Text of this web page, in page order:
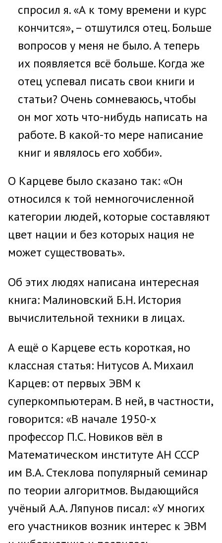
спросил я. «А к тому времени и курс
кончится», – отшутился отец. Больше
вопросов у меня не было. А теперь
их появляется всё больше. Когда же
отец успевал писать свои книги и
статьи? Очень сомневаюсь, чтобы
он мог хоть что-нибудь написать на
работе. В какой-то мере написание
книг и являлось его хобби».
О Карцеве было сказано так: «Он
относился к той немногочисленной
категории людей, которые составляют
цвет нации и без которых нация не
может существовать».
Об этих людях написана интересная
книга: Малиновский Б.Н. История
вычислительной техники в лицах.
А ещё о Карцеве есть короткая, но
классная статья: Нитусов А. Михаил
Карцев: от первых ЭВМ к
суперкомпьютерам. В ней, в частности,
говорится: «В начале 1950-х
профессор П.С. Новиков вёл в
Математическом институте АН СССР
им В.А. Стеклова популярный семинар
по теории алгоритмов. Выдающийся
учёный А.А. Ляпунов писал: «У многих
его участников возник интерес к ЭВМ